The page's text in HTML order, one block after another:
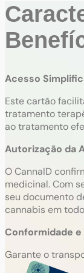
Acesso
Este cartão
tratamento
ao tratamento
Autorização da
O CannaID
medicinal. Com
seu documento
cannabis em
Conformidade e
Garante o